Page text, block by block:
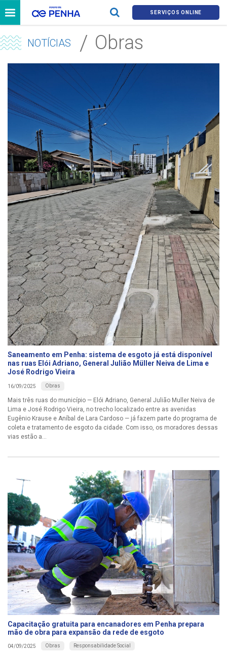
SERVIÇOS ONLINE
NOTÍCIAS Obras
Saneamento em Penha: sistema de esgoto já está disponível
nas ruas Elói Adriano, General Julião Müller Neiva de Lima e
José Rodrigo Vieira
16/09/2025 Obras
Mais três ruas do município — Elói Adriano, General Julião Muller Neiva de
Lima e José Rodrigo Vieira, no trecho localizado entre as avenidas
Eugênio Krause e Aníbal de Lara Cardoso — já fazem parte do programa de
coleta e tratamento de esgoto da cidade. Com isso, os moradores dessas
vias estão a...
Capacitação gratuita para encanadores em Penha prepara
mão de obra para expansão da rede de esgoto
04/09/2025 Obras Responsabilidade Social